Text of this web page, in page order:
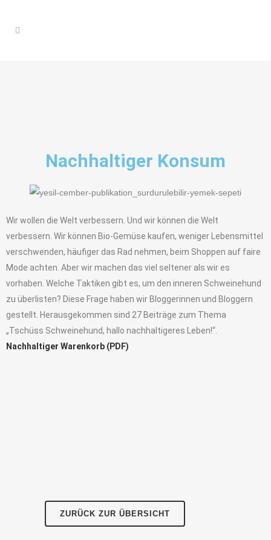
Nachhaltiger Konsum
Wir wollen die Welt verbessern. Und wir können die Welt
verbessern. Wir können Bio-Gemüse kaufen, weniger Lebensmittel
verschwenden, häufiger das Rad nehmen, beim Shoppen auf faire
Mode achten. Aber wir machen das viel seltener als wir es
vorhaben. Welche Taktiken gibt es, um den inneren Schweinehund
zu überlisten? Diese Frage haben wir Bloggerinnen und Bloggern
gestellt. Herausgekommen sind 27 Beiträge zum Thema
„Tschüss Schweinehund, hallo nachhaltigeres Leben!“.
Nachhaltiger Warenkorb (PDF)
ZURÜCK ZUR ÜBERSICHT